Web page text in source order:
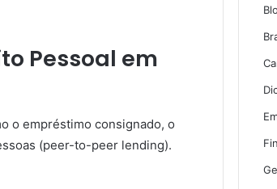
Pessoal em
o empréstimo consignado, o
(peer-to-peer lending).